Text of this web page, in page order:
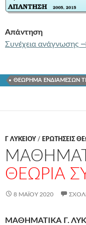
Απάντηση
Συνέχεια ανάγνωσης
ΘΕΩΡΗΜΑ ΕΝΔΙΑΜΕΣΩΝ
Γ ΛΥΚΕΊΟΥ / ΕΡΩΤΗΣΕΙΣ
ΘΕΩΡΙΑ
8 ΜΑΪ́ΟΥ 2020
ΜΑΘΗΜΑΤΙΚΑ Γ.